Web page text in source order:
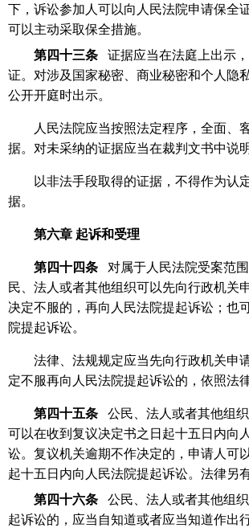
下，诉讼参加人可以向人民法院申请保全
可以主动采取保全措施。
第四十三条
证据应当在法庭上出示
证。对涉及国家秘密、商业秘密和个人隐
公开开庭时出示。
人民法院应当按照法定程序，全面、
据。对未采纳的证据应当在裁判文书中说
以非法手段取得的证据，不得作为认
据。
第六章 起诉和受理
第四十四条
对属于人民法院受案范
民、法人或者其他组织可以先向行政机关
决定不服的，再向人民法院提起诉讼；也
院提起诉讼。
法律、法规规定应当先向行政机关申
定不服再向人民法院提起诉讼的，依照法
第四十五条
公民、法人或者其他组
可以在收到复议决定书之日起十五日内向
讼。复议机关逾期不作决定的，申请人可
起十五日内向人民法院提起诉讼。法律另
第四十六条
公民、法人或者其他组
起诉讼的，应当自知道或者应当知道作出